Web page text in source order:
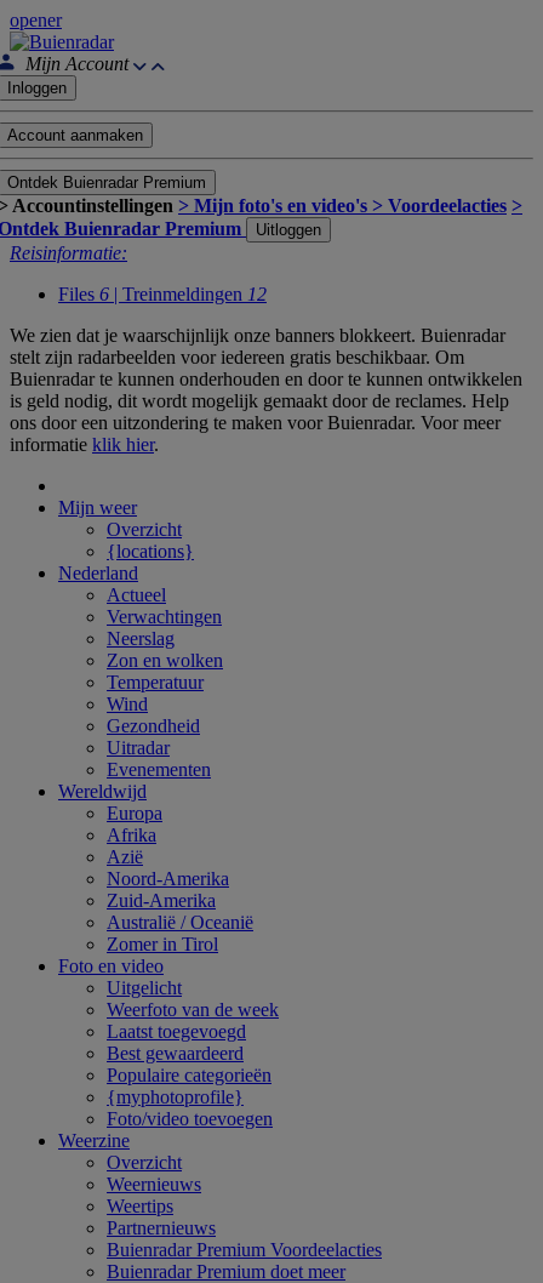
opener
Mijn Account
Inloggen
Account aanmaken
Ontdek Buienradar Premium
Accountinstellingen > Mijn foto's en video's > Voordeelacties >
Buienradar Premium
Uitloggen
Reisinformatie:
Files 6 | Treinmeldingen 12
We zien dat je waarschijnlijk onze banners blokkeert. Buienradar
stelt zijn radarbeelden voor iedereen gratis beschikbaar. Om
Buienradar te kunnen onderhouden en door te kunnen ontwikkelen
is geld nodig, dit wordt mogelijk gemaakt door de reclames. Help
ons door een uitzondering te maken voor Buienradar. Voor meer
informatie klik hier.
Mijn weer
Overzicht
{locations}
Nederland
Actueel
Verwachtingen
Neerslag
Zon en wolken
Temperatuur
Wind
Gezondheid
Uitradar
Evenementen
Wereldwijd
Europa
Afrika
Azië
Noord-Amerika
Zuid-Amerika
Australië / Oceanië
Zomer in Tirol
Foto en video
Uitgelicht
Weerfoto van de week
Laatst toegevoegd
Best gewaardeerd
Populaire categorieën
{myphotoprofile}
Foto/video toevoegen
Weerzine
Overzicht
Weernieuws
Weertips
Partnernieuws
Buienradar Premium Voordeelacties
Buienradar Premium doet meer